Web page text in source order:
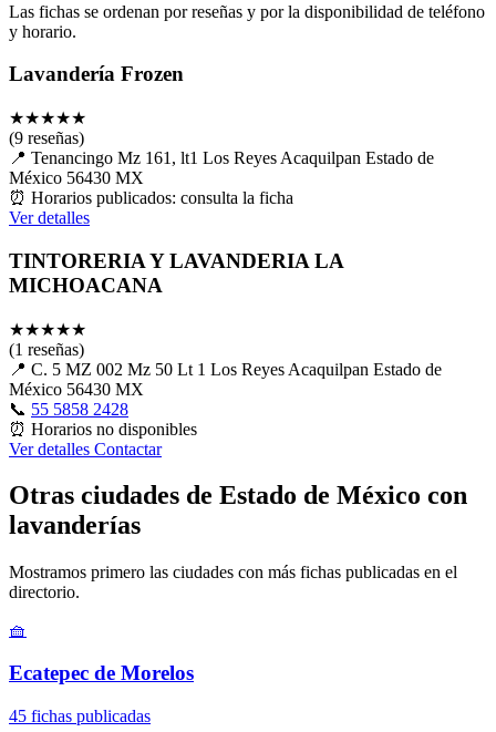
Las fichas se ordenan por reseñas y por la disponibilidad de teléfono
y horario.
Lavandería Frozen
★★★★★
(9 reseñas)
📍 Tenancingo Mz 161, lt1 Los Reyes Acaquilpan Estado de
México 56430 MX
⏰ Horarios publicados: consulta la ficha
Ver detalles
TINTORERIA Y LAVANDERIA LA
MICHOACANA
★★★★★
(1 reseñas)
📍 C. 5 MZ 002 Mz 50 Lt 1 Los Reyes Acaquilpan Estado de
México 56430 MX
📞 55 5858 2428
⏰ Horarios no disponibles
Ver detalles Contactar
Otras ciudades de Estado de México con
lavanderías
Mostramos primero las ciudades con más fichas publicadas en el
directorio.
🧺
Ecatepec de Morelos
45 fichas publicadas